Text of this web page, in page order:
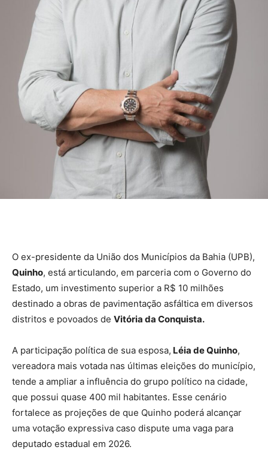
O ex-presidente da União dos Municípios da Bahia (UPB),
Quinho, está articulando, em parceria com o Governo do
Estado, um investimento superior a R$ 10 milhões
destinado a obras de pavimentação asfáltica em diversos
distritos e povoados de Vitória da Conquista.
A participação política de sua esposa, Léia de Quinho,
vereadora mais votada nas últimas eleições do município,
tende a ampliar a influência do grupo político na cidade,
que possui quase 400 mil habitantes. Esse cenário
fortalece as projeções de que Quinho poderá alcançar
uma votação expressiva caso dispute uma vaga para
deputado estadual em 2026.